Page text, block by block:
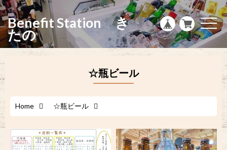
Benefit Station き
たの
t
o
g
g
g
o
n
☆瓶ビール
Home ☆瓶ビール
g
l
e
n
a
v
i
n